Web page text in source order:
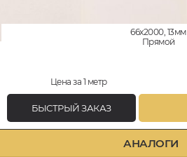
66x2000, 13мм
Прямой
Цена за 1 метр
БЫСТРЫЙ ЗАКАЗ
АНАЛОГИ